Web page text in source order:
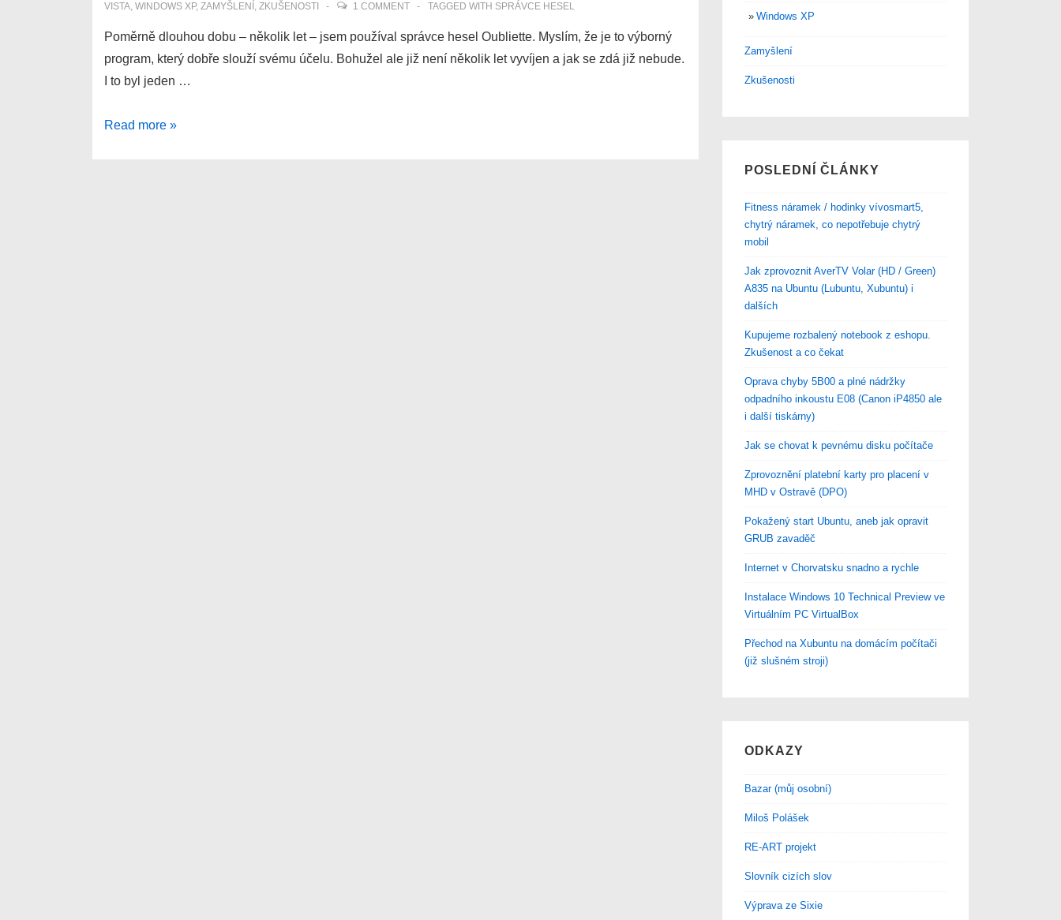
VISTA, WINDOWS XP, ZAMYŠLENÍ , ZKUŠENOSTI 1 COMMENT TAGGED WITH SPRÁVCE HESEL
Poměrně dlouhou dobu – několik let – jsem používal správce hesel Oubliette. Myslím, že je to výborný
program, který dobře slouží svému účelu. Bohužel ale již není několik let vyvíjen a jak se zdá již nebude.
I to byl jeden …
Přechod
Read more »
Windows XP
Zamyšlení
Zkušenosti
POSLEDNÍ ČLÁNKY
Fitness náramek / hodinky vívosmart5,
chytrý náramek, co nepotřebuje chytrý
mobil
Jak zprovoznit AverTV Volar (HD / Green)
A835 na Ubuntu (Lubuntu, Xubuntu) i
dalších
Kupujeme rozbalený notebook z eshopu.
Zkušenost a co čekat
Oprava chyby 5B00 a plné nádržky
odpadního inkoustu E08 (Canon iP4850 ale
i další tiskárny)
Jak se chovat k pevnému disku počítače
Zprovoznění platební karty pro placení v
MHD v Ostravě (DPO)
Pokažený start Ubuntu, aneb jak opravit
GRUB zavaděč
Internet v Chorvatsku snadno a rychle
Instalace Windows 10 Technical Preview ve
Virtuálním PC VirtualBox
Přechod na Xubuntu na domácím počítači
(již slušném stroji)
ODKAZY
Bazar (můj osobní)
Miloš Polášek
RE-ART projekt
Slovník cizích slov
Výprava ze Sixie